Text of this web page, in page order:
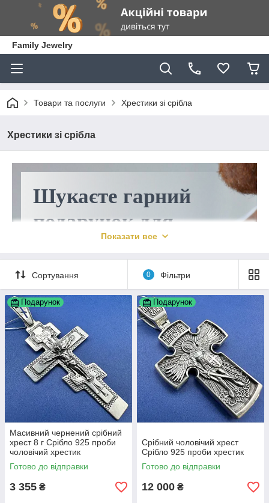
Family Jewelry
Товари та послуги Хрестики зі срібла
Хрестики зі срібла
Шукаєте гарний
подарунок для
чоловіка?
Зверніть увагу на срібні хрестики! Моделі на
будь-який смак, якісне срібло 925 проби. У
подарунок до кожного замовлення
сувенірний мішечок!
До вибору!
Показати все
Сортування 0 Фільтри
Подарунок
Масивний чернений срібний
хрест 8 г Срібло 925 проби
чоловічий хрестик
Готово до відправки
3 355 ₴
Подарунок
Срібний чоловічий хрест
Срібло 925 проби хрестик
Готово до відправки
12 000 ₴